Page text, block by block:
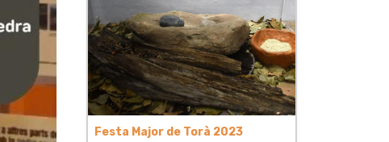
Festa Major de Torà 2023